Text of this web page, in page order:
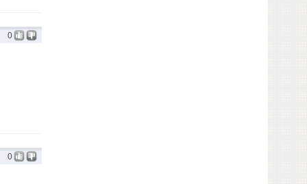
0
0